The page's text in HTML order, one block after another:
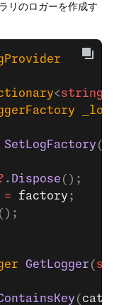
リのロガーを作成す
<string
SetLogFactory (
. Dispose ();
= factory ;
();
GetLogger (
(